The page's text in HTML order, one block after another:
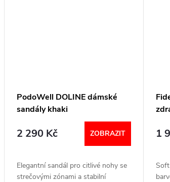
PodoWell DOLINE dámské
sandály khaki
2 290 Kč ZOBRAZIT
Elegantní sandál pro citlivé nohy se
strečovými zónami a stabilní
1